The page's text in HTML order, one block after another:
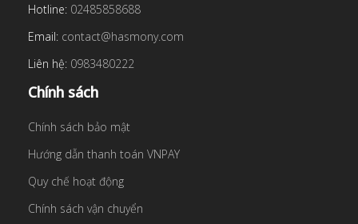
Hotline: 02485858688
Email: contact@hasmony.com
Liên hệ: 0983480222
Chính sách
Chính sách bảo mật
Hướng dẫn thanh toán VNPAY
Quy chế hoạt động
Chính sách vận chuyển